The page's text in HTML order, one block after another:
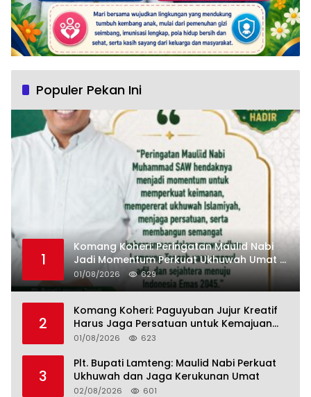
Populer Pekan Ini
1
Komang Koheri: Peringatan Maulid Nabi
Jadi Momentum Perkuat Ukhuwah Umat di
Lampung Tengah
01/08/2026 629
2
Komang Koheri: Paguyuban Jujur Kreatif
Harus Jaga Persatuan untuk Kemajuan
Lampung Tengah
01/08/2026 623
3
Plt. Bupati Lamteng: Maulid Nabi Perkuat
Ukhuwah dan Jaga Kerukunan Umat
02/08/2026 601